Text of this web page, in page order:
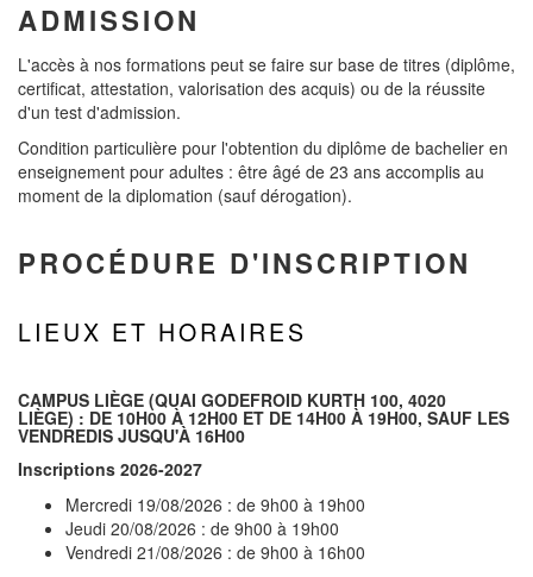
ADMISSION
L'accès à nos formations peut se faire sur base de titres (diplôme,
certificat, attestation, valorisation des acquis) ou de la réussite
d'un test d'admission.
Condition particulière pour l'obtention du diplôme de bachelier en
enseignement pour adultes : être âgé de 23 ans accomplis au
moment de la diplomation (sauf dérogation).
PROCÉDURE D'INSCRIPTION
LIEUX ET HORAIRES
CAMPUS LIÈGE (QUAI GODEFROID KURTH 100, 4020
LIÈGE) : DE 10H00 À 12H00 ET DE 14H00 À 19H00, SAUF LES
VENDREDIS JUSQU'À 16H00
Inscriptions 2026-2027
Mercredi 19/08/2026 : de 9h00 à 19h00
Jeudi 20/08/2026 : de 9h00 à 19h00
Vendredi 21/08/2026 : de 9h00 à 16h00